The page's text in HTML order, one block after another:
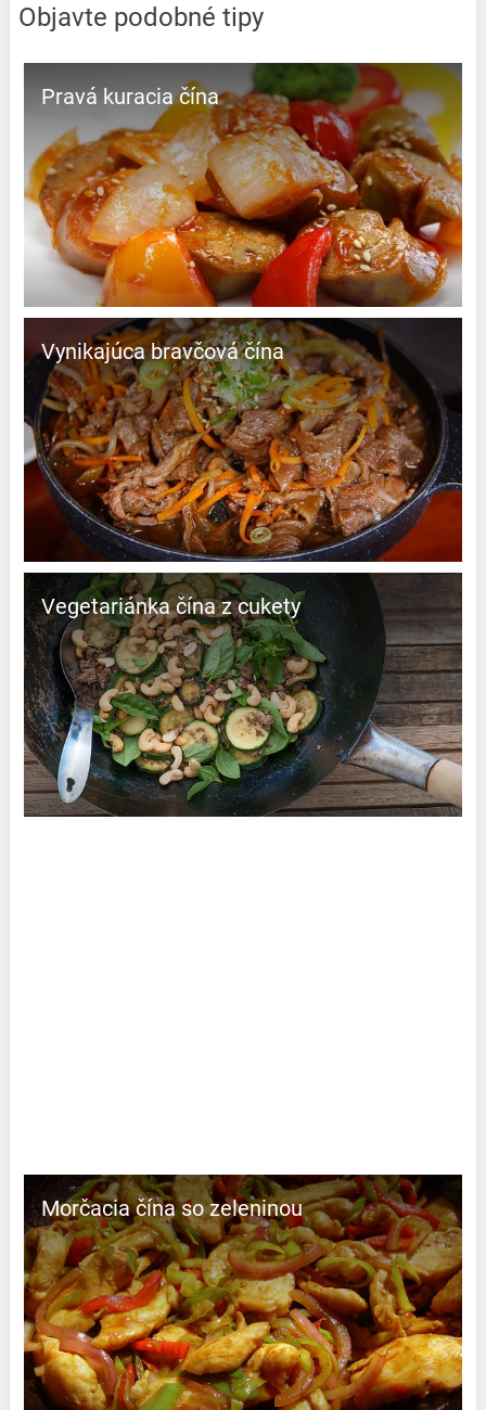
Objavte podobné tipy
Pravá kuracia čína
Vynikajúca bravčová čína
Vegetariánka čína z cukety
Morčacia čína so zeleninou